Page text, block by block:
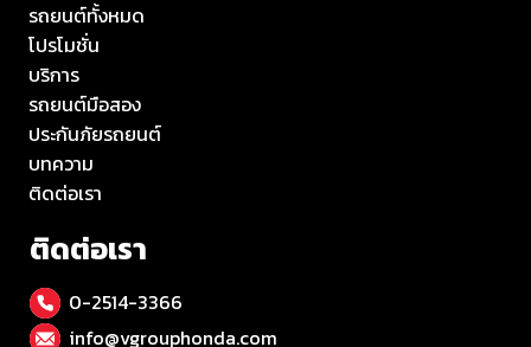
รถยนต์ทั้งหมด
โปรโมชั่น
บริการ
รถยนต์มือสอง
ประกันภัยรถยนต์
บทความ
ติดต่อเรา
ติดต่อเรา
0-2514-3366
info@vgrouphonda.com